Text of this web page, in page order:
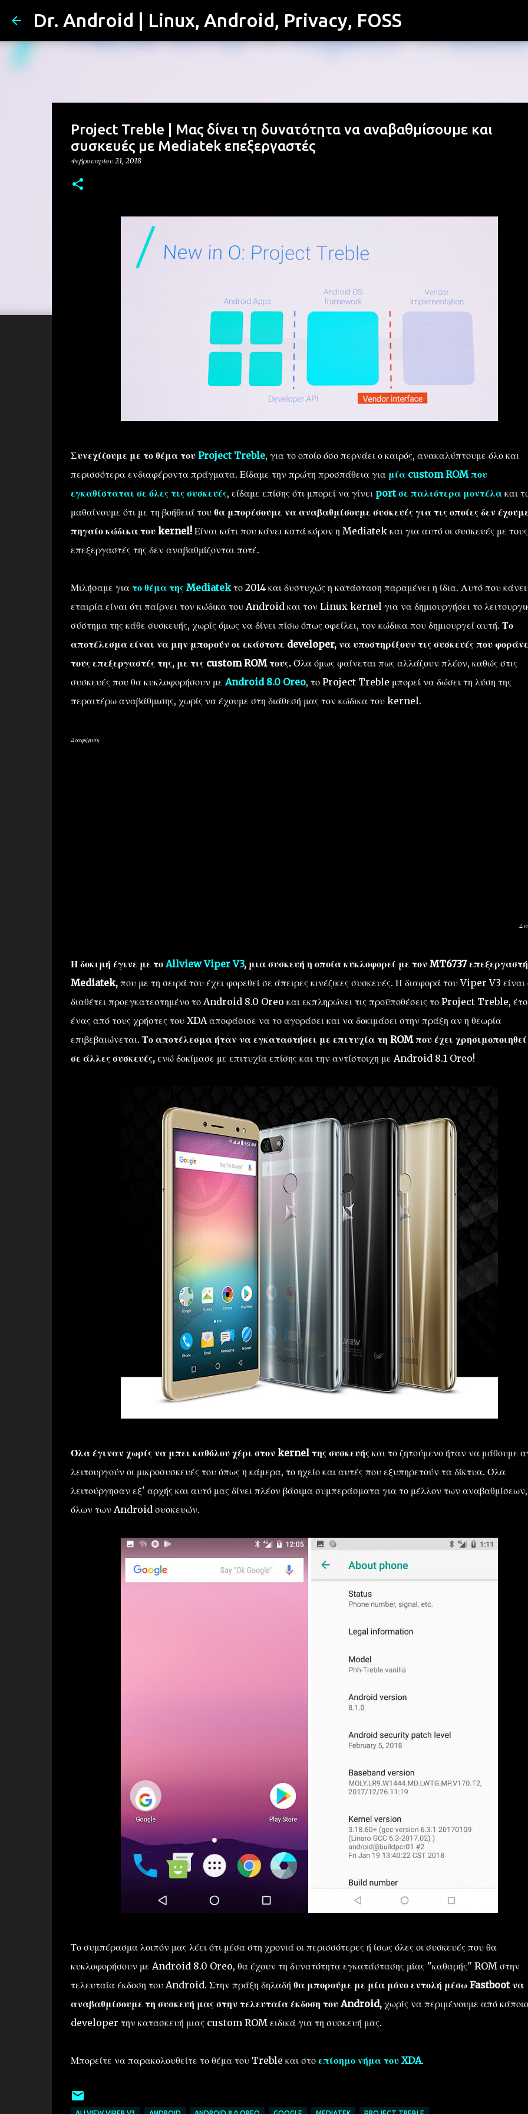
Μετάβαση στο κύριο περιεχόμενο
Dr. Android | Linux, Android, Privacy, FOSS
Project Treble | Μας δίνει τη δυνατότητα να αναβαθμίσουμε και
συσκευές με Mediatek επεξεργαστές
Φεβρουαρίου 21, 2018
Συνεχίζουμε με το θέμα του Project Treble, για το οποίο όσο περνάει ο καιρός, ανακαλύπτουμε όλο και
περισσότερα ενδιαφέροντα πράγματα. Είδαμε την πρώτη προσπάθεια για μία custom ROM που
εγκαθίσταται σε όλες τις συσκευές, είδαμε επίσης ότι μπορεί να γίνει port σε παλιότερα μοντέλακαι
μαθαίνουμε ότι με τη βοήθειά του θα μπορέσουμε να αναβαθμίσουμε συσκευές για τις οποίες δεν
πηγαίο κώδικα του kernel!Είναι κάτι που κάνει κατά κόρον η Mediatek και για αυτό οι συσκευές με τους
επεξεργαστές της δεν αναβαθμίζονται ποτέ.
Μιλήσαμε για το θέμα της Mediatekτο 2014 και δυστυχώς η κατάσταση παραμένει η ίδια. Αυτό που
εταιρία είναι ότι παίρνει τον κώδικα του Android και τον Linux kernel για να δημιουργήσει το
σύστημα της κάθε συσκευής, χωρίς όμως να δίνει πίσω όπως οφείλει, τον κώδικα που δημιουργεί αυτή. Το
αποτέλεσμα είναι να μην μπορούν οι εκάστοτε developer, να υποστηρίξουν τις συσκευές που φοράνε
τους επεξεργαστές της, με τις custom ROM τους.Όλα όμως φαίνεται πως αλλάζουν πλέον, καθώς στις
συσκευές που θα κυκλοφορήσουν μεAndroid 8.0 Oreo, το Project Treble μπορεί να δώσει τη λύση της
περαιτέρω αναβάθμισης, χωρίς να έχουμε στη διάθεσή μας τον κώδικα του kernel.
Διαφήμιση
Η δοκιμή έγινε με τοAllview Viper V3, μια συσκευή η οποία κυκλοφορεί με τον MT6737
Mediatek,που με τη σειρά του έχει φορεθεί σε άπειρες κινέζικες συσκευές. Η διαφορά του Viper V3 είναι
διαθέτει προεγκατεστημένο το Android 8.0 Oreo και εκπληρώνει τις προϋποθέσεις το Project Treble,
ένας από τους χρήστες του XDA αποφάσισε να το αγοράσει και να δοκιμάσει στην πράξη αν η θεωρία
επιβεβαιώνεται. Το αποτέλεσμα ήταν να εγκαταστήσει με επιτυχία τη ROM που έχει
σε άλλες συσκευές,ενώ δοκίμασε με επιτυχία επίσης και την αντίστοιχη με Android 8.1 Oreo!
Όλα έγιναν χωρίς να μπει καθόλου χέρι στον kernel της συσκευής και το ζητούμενο ήταν να μάθουμε
λειτουργούν οι μικροσυσκευές του όπως η κάμερα, το ηχείο και αυτές που εξυπηρετούν τα δίκτυα. Όλα
λειτούργησαν εξ' αρχής και αυτό μας δίνει πλέον βάσιμα συμπεράσματα για το μέλλον των αναβαθμίσεων,
όλων των Android συσκευών.
Το συμπέρασμα λοιπόν μας λέει ότι μέσα στη χρονιά οι περισσότερες ή ίσως όλες οι συσκευές που θα
κυκλοφορήσουν με Android 8.0 Oreo, θα έχουν τη δυνατότητα εγκατάστασης μίας "καθαρής" ROM στην
τελευταία έκδοση του Android. Στην πράξη δηλαδή θα μπορούμε με μία μόνο εντολή μέσω Fastboot να
αναβαθμίσουμε τη συσκευή μας στην τελευταία έκδοση του Android,χωρίς να περιμένουμε από
developer την κατασκευή μιας custom ROM ειδικά για τη συσκευή μας.
Μπορείτε να παρακολουθείτε το θέμα του Treble και στο επίσημο νήμα του XDA.